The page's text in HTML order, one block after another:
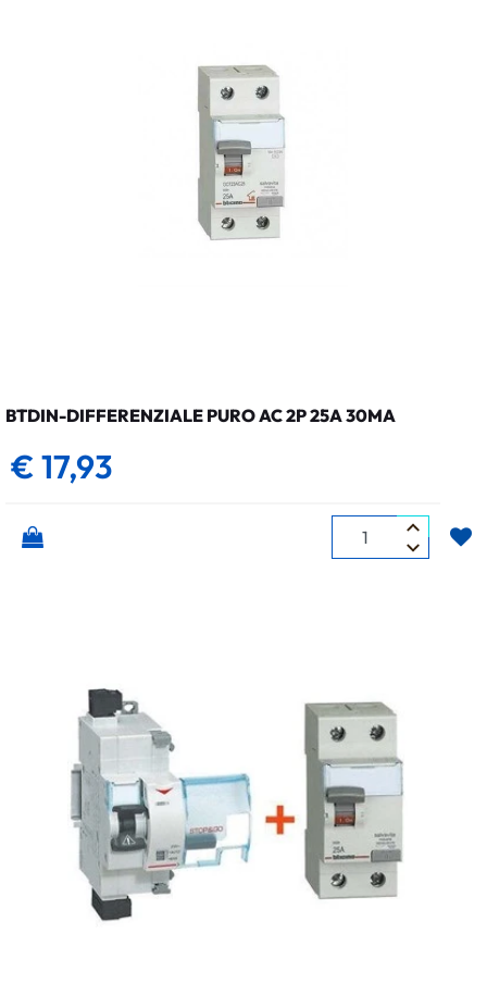
BTDIN-DIFFERENZIALE PURO AC 2P 25A 30MA
€ 17,93
Quantità